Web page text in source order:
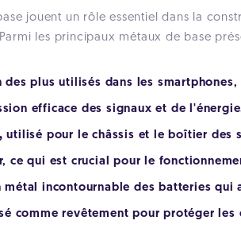
jouent un rôle essentiel dans la
les principaux métaux de base
des plus utilisés dans les
efficace des signaux et de
utilisé pour le châssis et le boîtier des
ce qui est crucial pour le
métal incontournable des batteries qui
comme revêtement pour protéger les